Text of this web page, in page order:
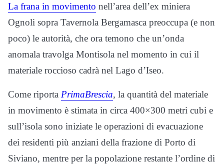
La frana in movimento nell’area dell’ex miniera
Ognoli sopra Tavernola Bergamasca preoccupa (e non
poco) le autorità, che ora temono che un’onda
anomala travolga Montisola nel momento in cui il
materiale roccioso cadrà nel Lago d’Iseo.
Come riporta PrimaBrescia, la quantità del materiale
in movimento è stimata in circa 400×300 metri cubi e
sull’isola sono iniziate le operazioni di evacuazione
dei residenti più anziani della frazione di Porto di
Siviano, mentre per la popolazione restante l’ordine di